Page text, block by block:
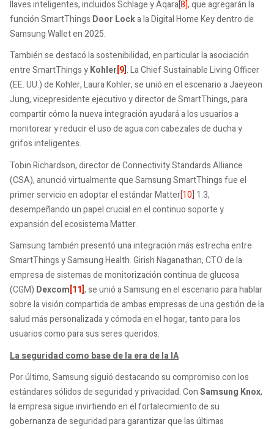
llaves inteligentes, incluidos Schlage y Aqara[8], que agregarán la
función SmartThings Door Locka la Digital Home Key dentro de
Samsung Wallet en 2025.
También se destacó la sostenibilidad, en particular la asociación
entre SmartThings yKohler[9]. La Chief Sustainable Living Officer
(EE. UU.) de Kohler, Laura Kohler, se unió en el escenario a Jaeyeon
Jung, vicepresidente ejecutivo y director de SmartThings, para
compartir cómo la nueva integración ayudará a los usuarios a
monitorear y reducir el uso de agua con cabezales de ducha y
grifos inteligentes.
Tobin Richardson, director de Connectivity Standards Alliance
(CSA), anunció virtualmente que Samsung SmartThings fue el
primer servicio en adoptar el estándar Matter[10] 1.3,
desempeñando un papel crucial en el continuo soporte y
expansión del ecosistema Matter.
Samsung también presentó una integración más estrecha entre
SmartThings y Samsung Health. Girish Naganathan, CTO de la
empresa de sistemas de monitorización continua de glucosa
(CGM) Dexcom[11], se unió a Samsung en el escenario para hablar
sobre la visión compartida de ambas empresas de una gestión de la
salud más personalizada y cómoda en el hogar, tanto para los
usuarios como para sus seres queridos.
La seguridad como base de la era de la IA
Por último, Samsung siguió destacando su compromiso con los
estándares sólidos de seguridad y privacidad. ConSamsung Knox,
la empresa sigue invirtiendo en el fortalecimiento de su
gobernanza de seguridad para garantizar que las últimas